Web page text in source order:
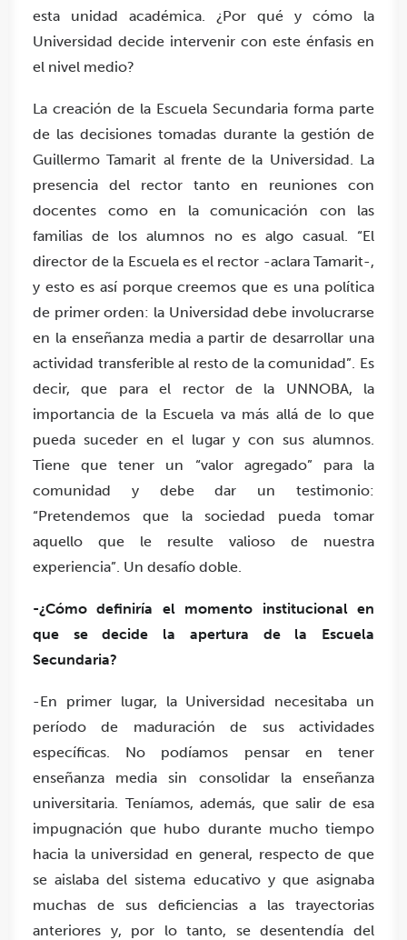
esta unidad académica. ¿Por qué y cómo la
Universidad decide intervenir con este énfasis en
el nivel medio?
La creación de la Escuela Secundaria forma parte
de las decisiones tomadas durante la gestión de
Guillermo Tamarit al frente de la Universidad. La
presencia del rector tanto en reuniones con
docentes como en la comunicación con las
familias de los alumnos no es algo casual. “El
director de la Escuela es el rector -aclara Tamarit-,
y esto es así porque creemos que es una política
de primer orden: la Universidad debe involucrarse
en la enseñanza media a partir de desarrollar una
actividad transferible al resto de la comunidad”. Es
decir, que para el rector de la UNNOBA, la
importancia de la Escuela va más allá de lo que
pueda suceder en el lugar y con sus alumnos.
Tiene que tener un “valor agregado” para la
comunidad y debe dar un testimonio:
“Pretendemos que la sociedad pueda tomar
aquello que le resulte valioso de nuestra
experiencia”. Un desafío doble.
-¿Cómo definiría el momento institucional en
que se decide la apertura de la Escuela
Secundaria?
-En primer lugar, la Universidad necesitaba un
período de maduración de sus actividades
específicas.
No podíamos pensar en tener
enseñanza media sin consolidar la enseñanza
universitaria.
Teníamos, además, que salir de esa
impugnación que hubo durante mucho tiempo
hacia la universidad en general, respecto de que
se aislaba del sistema educativo y que asignaba
muchas de sus deficiencias a las trayectorias
anteriores y, por lo tanto, se desentendía del